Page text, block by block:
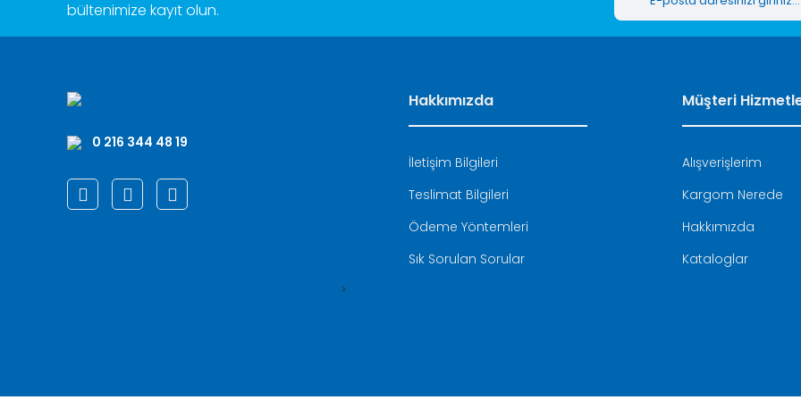
bültenimize kayıt olun.
0 216 344 48 19
Hakkımızda
İletişim Bilgileri
Teslimat Bilgileri
Ödeme Yöntemleri
Sık Sorulan Sorular
Müşteri
Alışverişlerim
Kargom Nerede
Hakkımızda
Kataloglar
>